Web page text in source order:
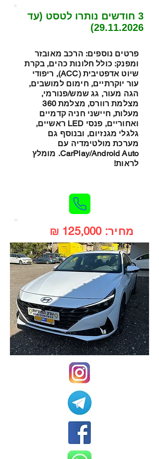
29.11.2026)
פרטים נוספים: הרכב מאובזר
ומפנק: כולל חלונות כהים, בקרת
שיוט אדפטיבית (ACC), ריפודי
עור יוקרתיים, חימום למושבים,
הגה מעור, גג שמש/פנורמי,
מצלמת רוורס, מצלמת 360
מעלות, חיישני חניה קדמיים
ואחוריים, פנסי LED ראשיים,
גלגלי מגנזיום, ובנוסף גם
מערכת מולטימדיה עם
CarPlay/Android Auto. מומלץ
לראות!
מחיר: 125,000 ₪